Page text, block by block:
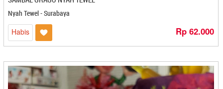
Pusat Oleh-Oleh Bakpia Jogja Kembali - Yogyakarta
Pusat Oleh-oleh Djoe - Semarang
Pussari - Banjarbaru
Puti Frozen Food - Padang
Putri Ayu - Bontang
Queen - Banjarmasin
Radja Sale - Tasikmalaya
Nyah Tewel - Surabaya
Habis Rp 62.000